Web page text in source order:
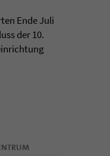
Ende Juli
der 10.